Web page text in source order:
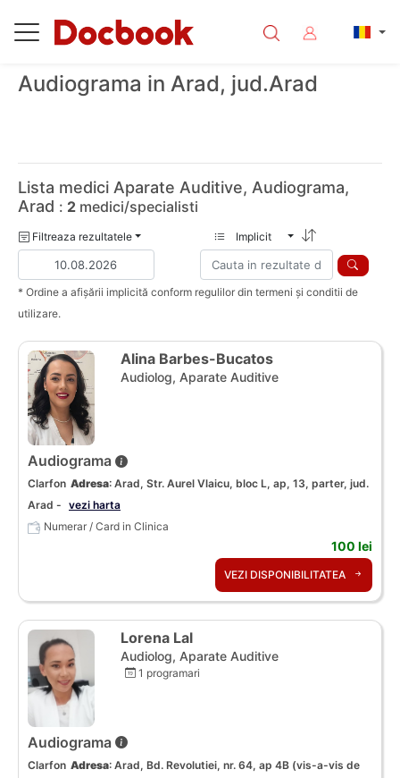
Audiograma in Arad, jud.Arad
Lista medici Aparate Auditive, Audiograma,
Arad : 2 medici/specialisti
Filtreaza rezultatele Implicit
* Ordine a afișării implicită conform regulilor din termeni și conditii de
utilizare.
Alina Barbes-Bucatos
Audiolog, Aparate Auditive
Audiograma
Clarfon Adresa: Arad, Str. Aurel Vlaicu, bloc L, ap, 13, parter, jud.
Arad - vezi harta
Numerar / Card in Clinica
100 lei
VEZI DISPONIBILITATEA
Lorena Lal
Audiolog, Aparate Auditive
1 programari
Audiograma
Clarfon Adresa: Arad, Bd. Revolutiei, nr. 64, ap 4B (vis-a-vis de